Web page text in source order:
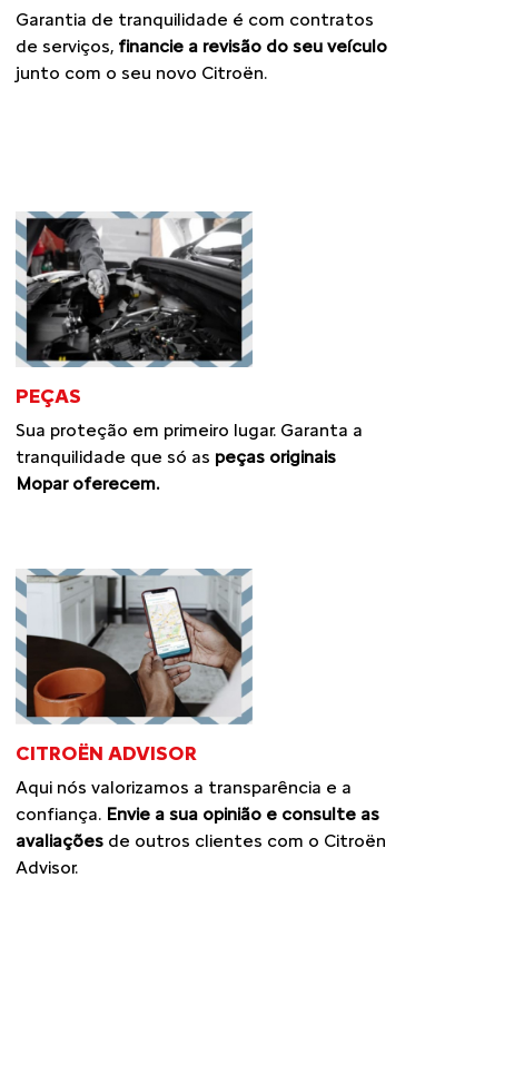
Garantia de tranquilidade é com contratos
de serviços, financie a revisão do seu veículo
junto com o seu novo Citroën.
PEÇAS
Sua proteção em primeiro lugar. Garanta a
tranquilidade que só as peças originais
Mopar oferecem.
CITROËN ADVISOR
Aqui nós valorizamos a transparência e a
confiança. Envie a sua opinião e consulte as
avaliações de outros clientes com o Citroën
Advisor.